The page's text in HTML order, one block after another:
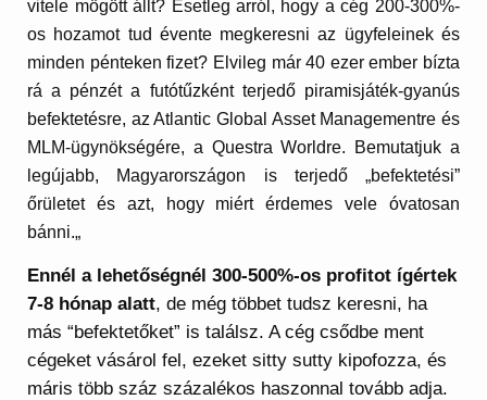
vitele mögött állt? Esetleg arról, hogy a cég 200-300%-
os hozamot tud évente megkeresni az ügyfeleinek és
minden pénteken fizet? Elvileg már 40 ezer ember bízta
rá a pénzét a futótűzként terjedő piramisjáték-gyanús
befektetésre, az Atlantic Global Asset Managementre és
MLM-ügynökségére, a Questra Worldre. Bemutatjuk a
legújabb, Magyarországon is terjedő „befektetési”
őrületet és azt, hogy miért érdemes vele óvatosan
bánni.„
Ennél a lehetőségnél 300-500%-os profitot ígértek
7-8 hónap alatt, de még többet tudsz keresni, ha
más “befektetőket” is találsz. A cég csődbe ment
cégeket vásárol fel, ezeket sitty sutty kipofozza, és
máris több száz százalékos haszonnal tovább adja.